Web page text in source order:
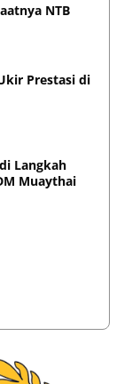
NTB
Prestasi di
Langkah
Muaythai